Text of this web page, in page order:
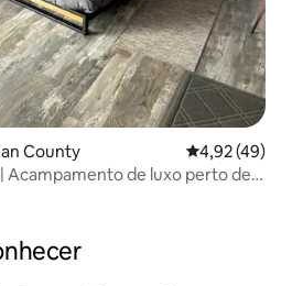
County 4,92 de uma
4,92 (49)
Acampamento de luxo perto de